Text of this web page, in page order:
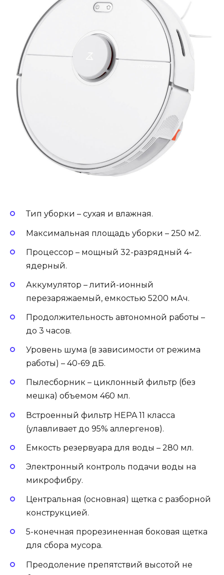
Тип уборки – сухая и влажная.
Максимальная площадь уборки – 250 м2.
Процессор – мощный 32-разрядный 4-
ядерный.
Аккумулятор – литий-ионный
перезаряжаемый, емкостью 5200 мАч.
Продолжительность автономной работы –
до 3 часов.
Уровень шума (в зависимости от режима
работы) – 40-69 дБ.
Пылесборник – циклонный фильтр (без
мешка) объемом 460 мл.
Встроенный фильтр HEPA 11 класса
(улавливает до 95% аллергенов).
Емкость резервуара для воды – 280 мл.
Электронный контроль подачи воды на
микрофибру.
Центральная (основная) щетка с разборной
конструкцией.
5-конечная прорезиненная боковая щетка
для сбора мусора.
Преодоление препятствий высотой не